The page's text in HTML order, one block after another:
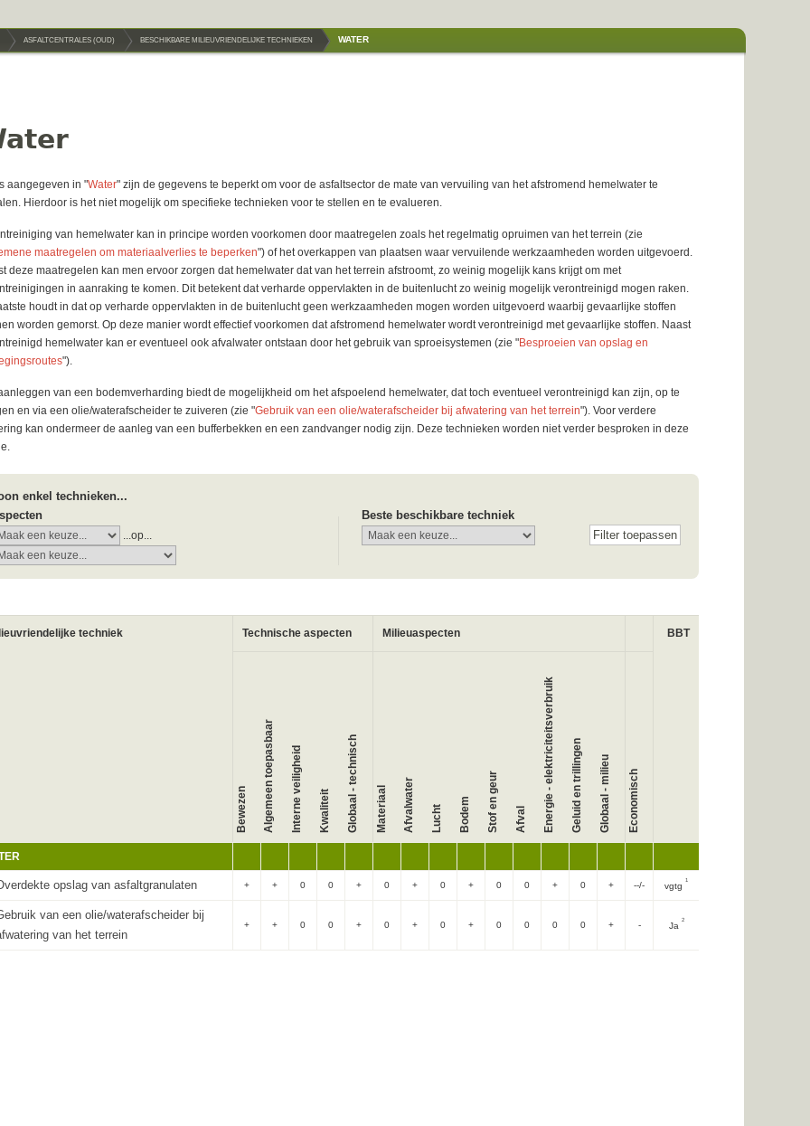
ASFALTCENTRALES (OUD) BESCHIKBARE MILIEUVRIENDELIJKE TECHNIEKEN WATER
aangegeven in "Water" zijn de gegevens te beperkt om voor de asfaltsector de mate van vervuiling van het afstromend hemelwater te
Hierdoor is het niet mogelijk om specifieke technieken voor te stellen en te evalueren.
van hemelwater kan in principe worden voorkomen door maatregelen zoals het regelmatig opruimen van het terrein (zie
maatregelen om materiaalverlies te beperken") of het overkappen van plaatsen waar vervuilende werkzaamheden worden uitgevoerd.
deze maatregelen kan men ervoor zorgen dat hemelwater dat van het terrein afstroomt, zo weinig mogelijk kans krijgt om met
in aanraking te komen. Dit betekent dat verharde oppervlakten in de buitenlucht zo weinig mogelijk verontreinigd mogen raken.
houdt in dat op verharde oppervlakten in de buitenlucht geen werkzaamheden mogen worden uitgevoerd waarbij gevaarlijke stoffen
worden gemorst. Op deze manier wordt effectief voorkomen dat afstromend hemelwater wordt verontreinigd met gevaarlijke stoffen. Naast
hemelwater kan er eventueel ook afvalwater ontstaan door het gebruik van sproeisystemen (zie "Besproeien van opslag en
").
van een bodemverharding biedt de mogelijkheid om het afspoelend hemelwater, dat toch eventueel verontreinigd kan zijn, op te
en via een olie/waterafscheider te zuiveren (zie "Gebruik van een olie/waterafscheider bij afwatering van het terrein"). Voor verdere
kan ondermeer de aanleg van een bufferbekken en een zandvanger nodig zijn. Deze technieken worden niet verder besproken in deze
enkel technieken...
...op...
Beste beschikbare techniek
techniek Technische aspecten Milieuaspecten BBT
Bewezen Algemeen toepasbaar Interne veiligheid Kwaliteit Globaal - technisch Materiaal Afvalwater Lucht Bodem Stof en geur Afval Energie - elektriciteitsverbruik Geluid en trillingen Globaal - milieu Economisch
opslag van asfaltgranulaten + + 0 0 + 0 + 0 + 0 0 + 0 + --/- vgtg
1
van een olie/waterafscheider bij
van het terrein
+ + 0 0 + 0 + 0 + 0 0 0 0 + - Ja
2